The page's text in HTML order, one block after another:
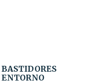
BASTIDORES
ENTORNO